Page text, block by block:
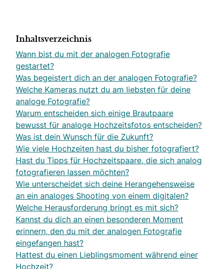
Inhaltsverzeichnis
Wann bist du mit der analogen Fotografie
gestartet?
Was begeistert dich an der analogen Fotografie?
Welche Kameras nutzt du am liebsten für deine
analoge Fotografie?
Warum entscheiden sich einige Brautpaare
bewusst für analoge Hochzeitsfotos entscheiden?
Was ist dein Wunsch für die Zukunft?
Wie viele Hochzeiten hast du bisher fotografiert?
Hast du Tipps für Hochzeitspaare, die sich analog
fotografieren lassen möchten?
Wie unterscheidet sich deine Herangehensweise
an ein analoges Shooting von einem digitalen?
Welche Herausforderung bringt es mit sich?
Kannst du dich an einen besonderen Moment
erinnern, den du mit der analogen Fotografie
eingefangen hast?
Hattest du einen Lieblingsmoment während einer
Hochzeit?